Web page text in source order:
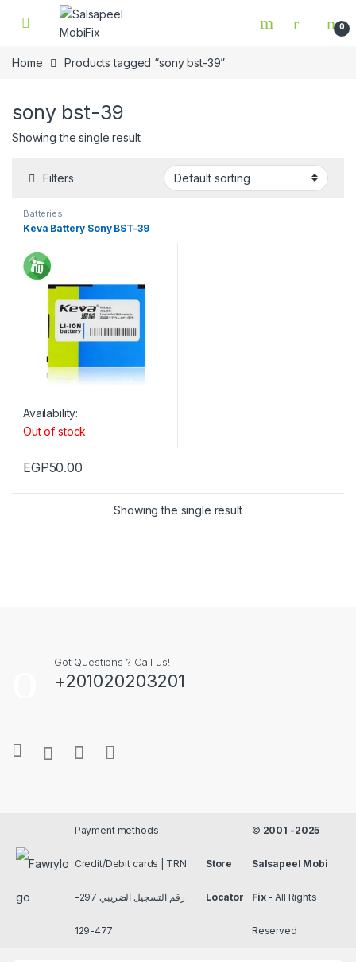
Skip to navigation
Skip to content
0
Home Products tagged “sony bst-39”
sony bst-39
Showing the single result
Filters
Batteries
Keva Battery Sony BST-39
Availability:
Out of stock
EGP50.00
Showing the single result
Got Questions ? Call us!
+201020203201
Payment methods
Credit/Debit cards | TRN
رقم التسجيل الضريبي 297-
477-129
Store
Locator
© 2001 -2025
Salsapeel Mobi
Fix- All Rights
Reserved